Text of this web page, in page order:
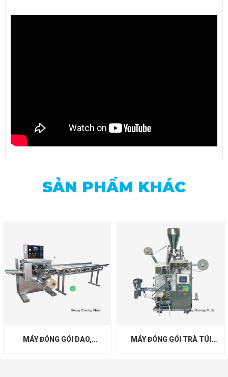
SẢN PHẨM KHÁC
MÁY ĐÓNG GÓI DAO,
MÁY ĐÓNG GÓI TRÀ TÚI